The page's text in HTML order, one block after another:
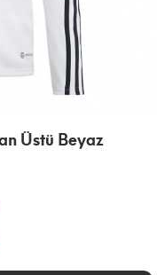
Üstü Beyaz